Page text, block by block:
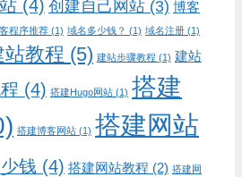
(4) 创建自己网站 (3) 博客
程序推荐 (1) 域名多少钱？ (1) 域名注册 (1)
站教程 (5) 建站步骤教程 (1) 建站
(4) 搭建Hugo网站 (1) 搭建
搭建博客网站 (1) 搭建网站
钱 (4) 搭建网站教程 (2) 搭建网